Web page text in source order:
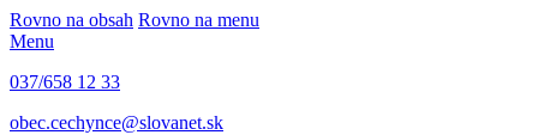
Rovno na obsah Rovno na menu
Menu
037/658 12 33
obec.cechynce@slovanet.sk